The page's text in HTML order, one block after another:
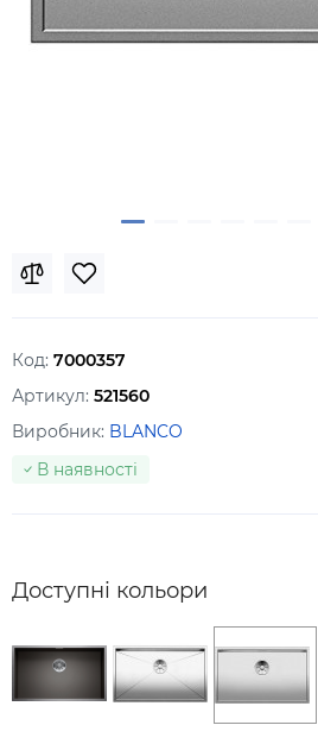
Код: 7000357
Артикул: 521560
Виробник: BLANCO
В наявності
Доступні кольори